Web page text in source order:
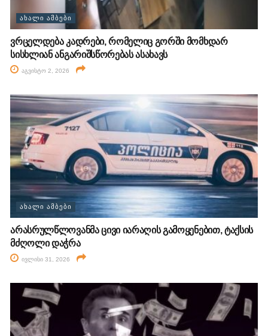
ᲐᲮᲐᲚᲘ ᲐᲛᲑᲔᲑᲘ
ვრცელდება კადრები, რომელიც გორში მომხდარ
სისხლიან ანგარიშსწორებას ასახავს
აგვისტო 2, 2026
ᲐᲮᲐᲚᲘ ᲐᲛᲑᲔᲑᲘ
არასრულწლოვანმა ცივი იარაღის გამოყენებით, ტაქსის
მძღოლი დაჭრა
ივლისი 31, 2026